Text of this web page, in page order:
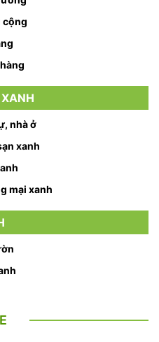
cộng
nhà ở
xanh
mại xanh